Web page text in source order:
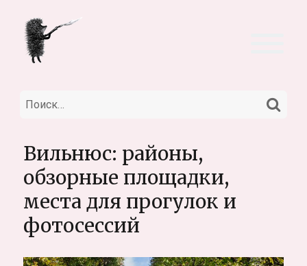
Искать:
Вильнюс: районы,
обзорные площадки,
места для прогулок и
фотосессий